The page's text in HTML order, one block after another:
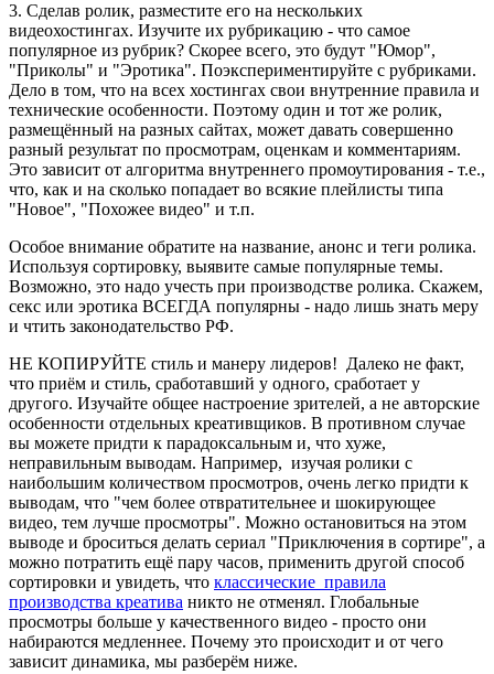
3. Сделав ролик, разместите его на нескольких
видеохостингах. Изучите их рубрикацию - что самое
популярное из рубрик? Скорее всего, это будут "Юмор",
"Приколы" и "Эротика". Поэкспериментируйте с рубриками.
Дело в том, что на всех хостингах свои внутренние правила и
технические особенности. Поэтому один и тот же ролик,
размещённый на разных сайтах, может давать совершенно
разный результат по просмотрам, оценкам и комментариям.
Это зависит от алгоритма внутреннего промоутирования - т.е.,
что, как и на сколько попадает во всякие плейлисты типа
"Новое", "Похожее видео" и т.п.
Особое внимание обратите на название, анонс и теги ролика.
Используя сортировку, выявите самые популярные темы.
Возможно, это надо учесть при производстве ролика. Скажем,
секс или эротика ВСЕГДА популярны - надо лишь знать меру
и чтить законодательство РФ.
НЕ КОПИРУЙТЕ стиль и манеру лидеров! Далеко не факт,
что приём и стиль, сработавший у одного, сработает у
другого. Изучайте общее настроение зрителей, а не авторские
особенности отдельных креативщиков. В противном случае
вы можете придти к парадоксальным и, что хуже,
неправильным выводам. Например, изучая ролики с
наибольшим количеством просмотров, очень легко придти к
выводам, что "чем более отвратительнее и шокирующее
видео, тем лучше просмотры". Можно остановиться на этом
выводе и броситься делать сериал "Приключения в сортире", а
можно потратить ещё пару часов, применить другой способ
сортировки и увидеть, что классические правила
производства креатива никто не отменял. Глобальные
просмотры больше у качественного видео - просто они
набираются медленнее. Почему это происходит и от чего
зависит динамика, мы разберём ниже.